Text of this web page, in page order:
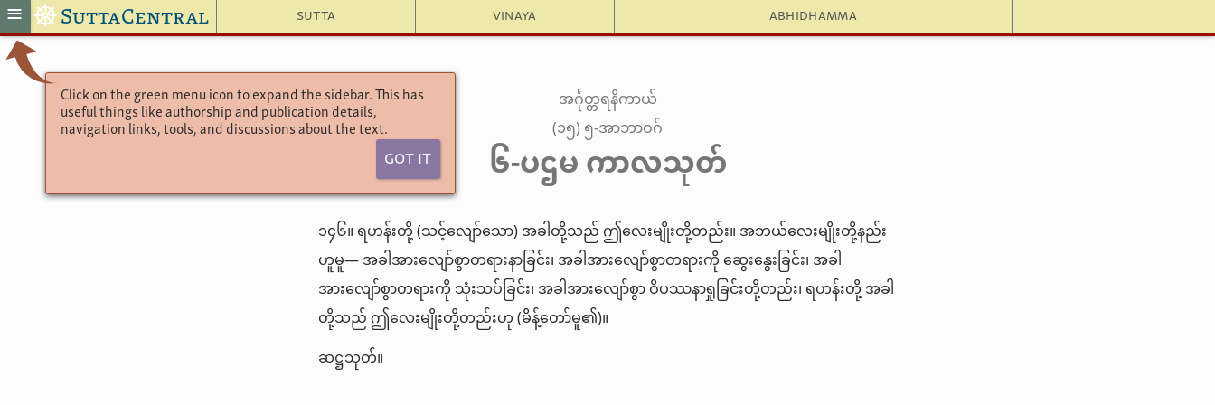
Sutta Vinaya Abhidhamma
≡ ☸ SuttaCentral
Click on the green menu icon to expand the sidebar. This has
useful things like authorship and publication details,
navigation links, tools, and discussions about the text.
Got It
အင်္ဂုတ္တရနိကာယ်
(၁၅) ၅-အာဘာဝဂ်
၆-ပဌမ ကာလသုတ်
၁၄၆။ ရဟန်းတို့ (သင့်လျော်သော) အခါတို့သည် ဤလေးမျိုးတို့တည်း။ အဘယ်လေးမျိုးတို့နည်း
ဟူမူ— အခါအားလျော်စွာတရားနာခြင်း၊ အခါအားလျော်စွာတရားကို ဆွေးနွေးခြင်း၊ အခါ
အားလျော်စွာတရားကို သုံးသပ်ခြင်း၊ အခါအားလျော်စွာ ဝိပဿနာရှုခြင်းတို့တည်း၊ ရဟန်းတို့ အခါ
တို့သည် ဤလေးမျိုးတို့တည်းဟု (မိန့်တော်မူ၏)။
ဆဋ္ဌသုတ်။